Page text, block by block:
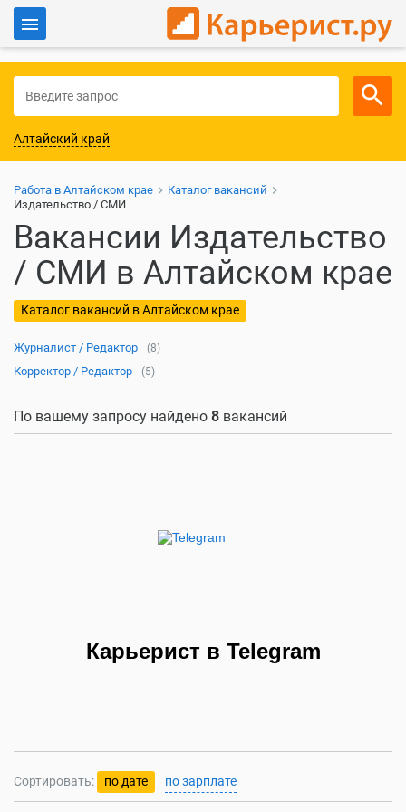
Для работодателей
Алтайский край
Работа в Алтайском крае
Каталог вакансий
Издательство / СМИ
Вакансии Издательство
/ СМИ в Алтайском крае
Каталог вакансий в Алтайском крае
Журналист / Редактор (8)
Корректор / Редактор (5)
По вашему запросу найдено 8 вакансий
Карьерист в Telegram
Сортировать: по дате по зарплате